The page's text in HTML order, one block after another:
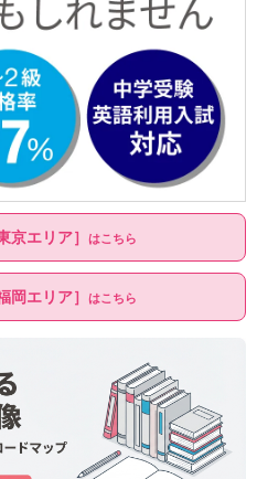
京エリア］ はこちら
岡エリア］ はこちら